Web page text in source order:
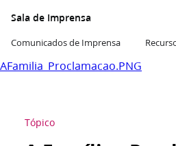
Sala de Imprensa
Comunicados de Imprensa
AFamilia_Proclamacao.PNG
Tópico